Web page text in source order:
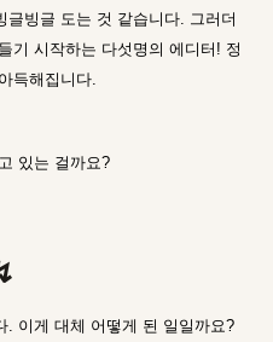
글빙글 도는 것 같습니다. 그러더
기 시작하는 다섯명의 에디터! 정
득해집니다.
있는 걸까요?
. 이게 대체 어떻게 된 일일까요?